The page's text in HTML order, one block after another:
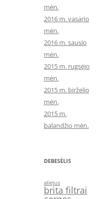
mėn.
2016 m. vasario
mėn.
2016 m. sausio
mėn.
2015 m. rugsėjo
mėn.
2015 m. birželio
mėn.
2015 m.
balandžio mėn.
DEBESĖLIS
aliejus
brita filtrai